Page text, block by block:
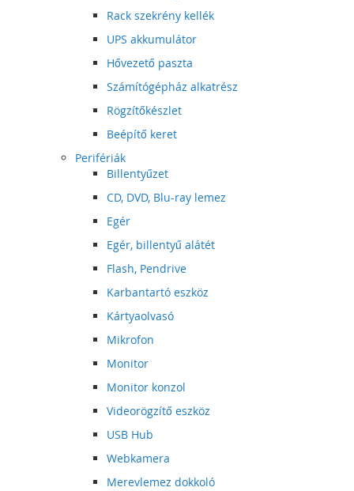
Rack szekrény kellék
UPS akkumulátor
Hővezető paszta
Számítógépház alkatrész
Rögzítőkészlet
Beépítő keret
Perifériák
Billentyűzet
CD, DVD, Blu-ray lemez
Egér
Egér, billentyű alátét
Flash, Pendrive
Karbantartó eszköz
Kártyaolvasó
Mikrofon
Monitor
Monitor konzol
Videorögzítő eszköz
USB Hub
Webkamera
Merevlemez dokkoló